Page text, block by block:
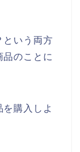
という両方
のことに
購入しよ